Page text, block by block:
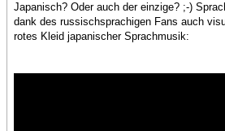
Japanisch? Oder auch der einzige? ;-)
dank des russischsprachigen Fans auch
rotes Kleid japanischer Sprachmusik: